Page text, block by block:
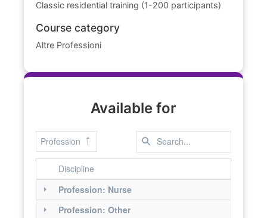
Classic residential training (1-200 participants)
Course category
Altre Professioni
Available for
Profession
Discipline
Profession: Nurse
Profession: Other